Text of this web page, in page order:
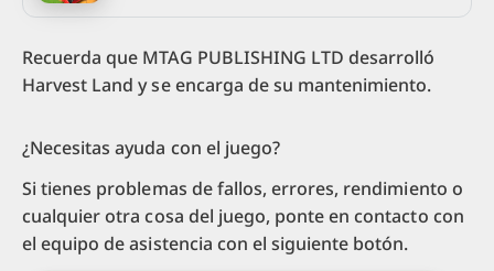
Recuerda que MTAG PUBLISHING LTD desarrolló
Harvest Land y se encarga de su mantenimiento.
¿Necesitas ayuda con el juego?
Si tienes problemas de fallos, errores, rendimiento o
cualquier otra cosa del juego, ponte en contacto con
el equipo de asistencia con el siguiente botón.